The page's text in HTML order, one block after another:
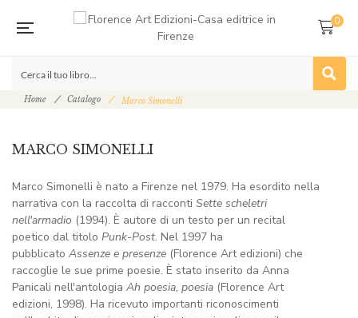
0
Home Catalogo Marco Simonelli
MARCO SIMONELLI
Marco Simonelli è nato a Firenze nel 1979. Ha esordito nella
narrativa con la raccolta di racconti Sette scheletri
nell'armadio (1994). È autore di un testo per un recital
poetico dal titolo Punk-Post. Nel 1997 ha
pubblicato Assenze e presenze (Florence Art edizioni) che
raccoglie le sue prime poesie. È stato inserito da Anna
Panicali nell'antologia Ah poesia, poesia (Florence Art
edizioni, 1998). Ha ricevuto importanti riconoscimenti